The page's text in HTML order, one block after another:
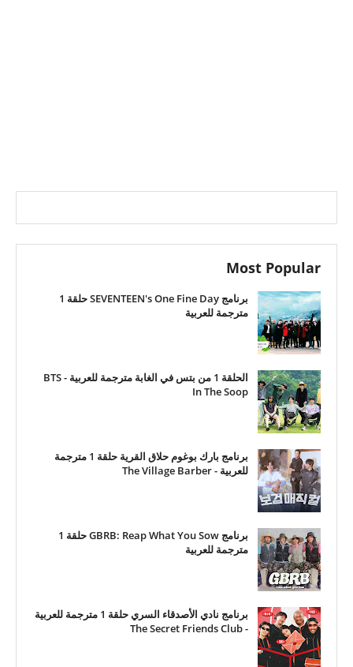
Most Popular
برنامج SEVENTEEN's One Fine Day حلقة 1
مترجمة للعربية
الحلقة 1 من بتس في الغابة مترجمة للعربية - BTS
In The Soop
برنامج بارك بوغوم حلاق القرية حلقة 1 مترجمة
للعربية - The Village Barber
برنامج GBRB: Reap What You Sow حلقة 1
مترجمة للعربية
برنامج نادي الأصدقاء السري حلقة 1 مترجمة للعربية
- The Secret Friends Club